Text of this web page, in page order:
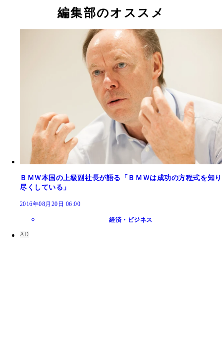
編集部のオススメ
ＢＭＷ本国の上級副社長が語る「ＢＭＷは成功の方程式を知り
尽くしている」
2016年08月20日 06:00
経済・ビジネス